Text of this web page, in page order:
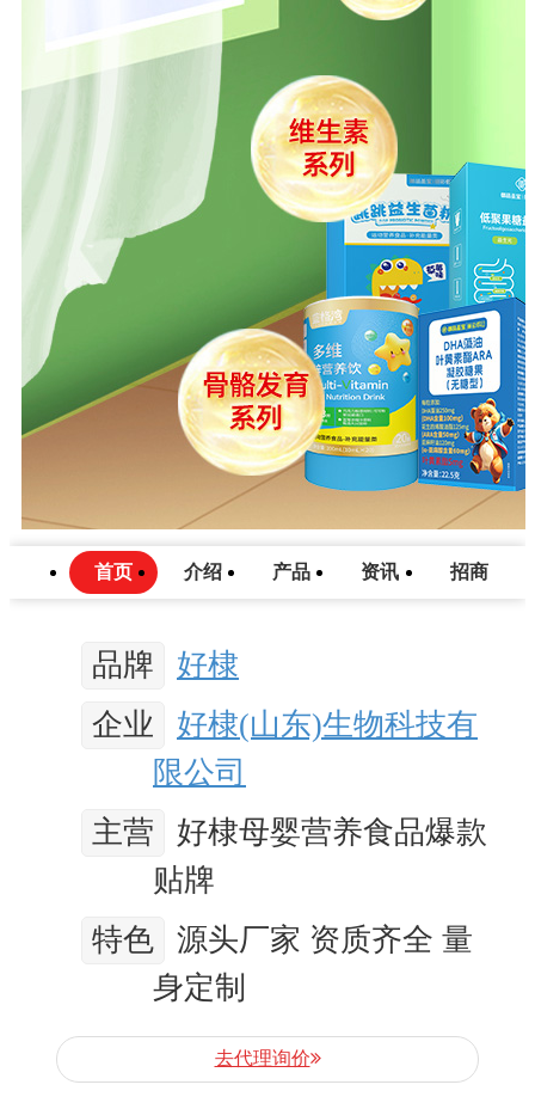
首页 介绍 产品 资讯 招商
品牌
好棣
企业
好棣(山东)生物科技有
限公司
主营
好棣母婴营养食品爆款
贴牌
特色
源头厂家 资质齐全 量
身定制
去代理询价